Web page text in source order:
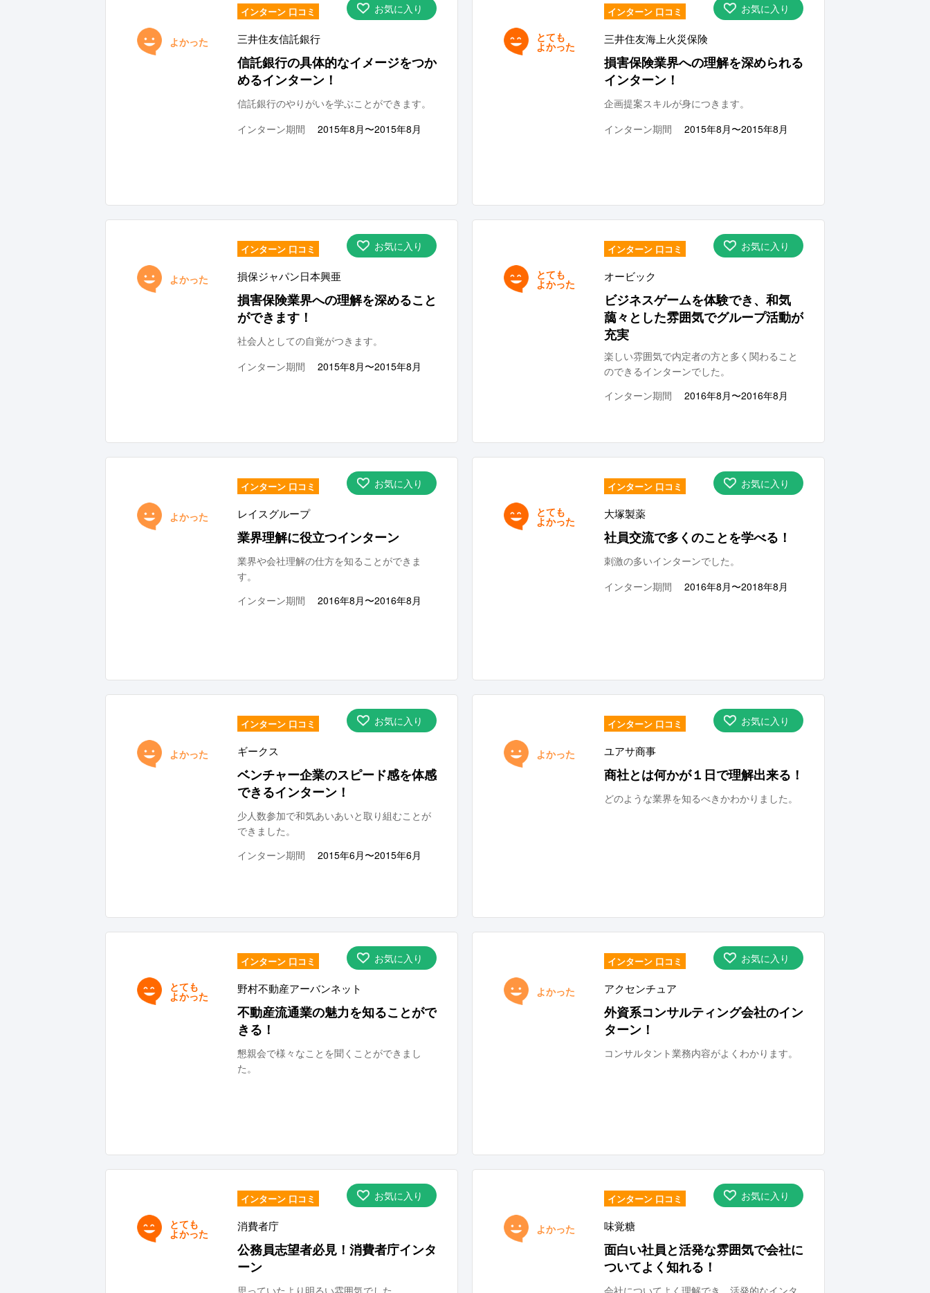
お気に入り
よかった
インターン 口コミ
三井住友信託銀行
信託銀行の具体的なイメージをつか
めるインターン！
信託銀行のやりがいを学ぶことができます。
インターン期間
2015年8月〜2015年8月
お気に入り
とても
よかった
インターン 口コミ
三井住友海上火災保険
損害保険業界への理解を深められる
インターン！
企画提案スキルが身につきます。
インターン期間
2015年8月〜2015年8月
お気に入り
よかった
インターン 口コミ
損保ジャパン日本興亜
損害保険業界への理解を深めること
ができます！
社会人としての自覚がつきます。
インターン期間
2015年8月〜2015年8月
お気に入り
とても
よかった
インターン 口コミ
オービック
ビジネスゲームを体験でき、和気
藹々とした雰囲気でグループ活動が
充実
楽しい雰囲気で内定者の方と多く関わること
のできるインターンでした。
インターン期間
2016年8月〜2016年8月
お気に入り
よかった
インターン 口コミ
レイスグループ
業界理解に役立つインターン
業界や会社理解の仕方を知ることができま
す。
インターン期間
2016年8月〜2016年8月
お気に入り
とても
よかった
インターン 口コミ
大塚製薬
社員交流で多くのことを学べる！
刺激の多いインターンでした。
インターン期間
2016年8月〜2018年8月
お気に入り
よかった
インターン 口コミ
ギークス
ベンチャー企業のスピード感を体感
できるインターン！
少人数参加で和気あいあいと取り組むことが
できました。
インターン期間
2015年6月〜2015年6月
お気に入り
よかった
インターン 口コミ
ユアサ商事
商社とは何かが１日で理解出来る！
どのような業界を知るべきかわかりました。
お気に入り
とても
よかった
インターン 口コミ
野村不動産アーバンネット
不動産流通業の魅力を知ることがで
きる！
懇親会で様々なことを聞くことができまし
た。
お気に入り
よかった
インターン 口コミ
アクセンチュア
外資系コンサルティング会社のイン
ターン！
コンサルタント業務内容がよくわかります。
お気に入り
とても
よかった
インターン 口コミ
消費者庁
公務員志望者必見！消費者庁インタ
ーン
思っていたより明るい雰囲気でした。
お気に入り
よかった
インターン 口コミ
味覚糖
面白い社員と活発な雰囲気で会社に
ついてよく知れる！
会社についてよく理解でき、活発的なインタ